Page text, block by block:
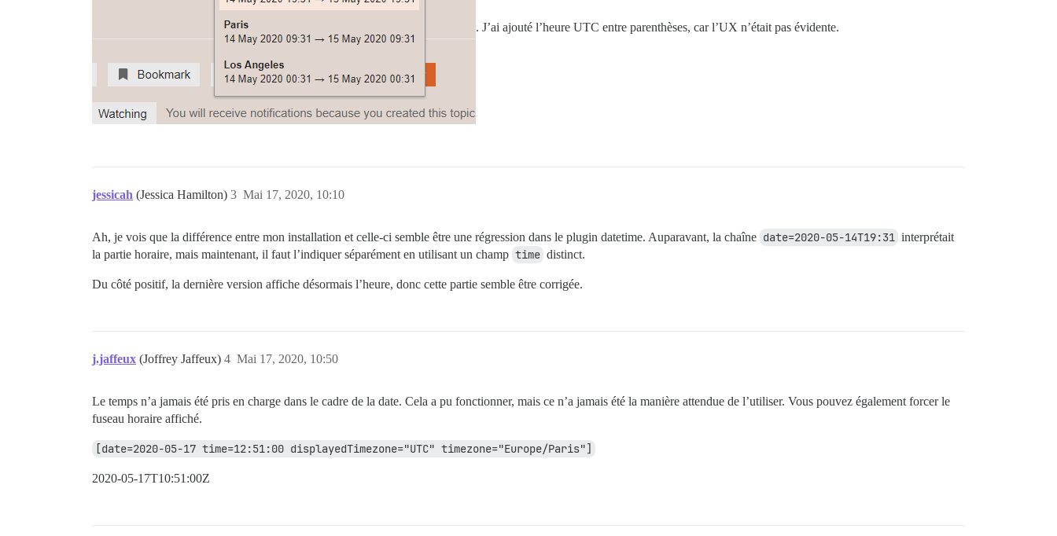
. J’ai ajouté l’heure UTC entre parenthèses, car l’UX n’était pas évidente.
jessicah (Jessica Hamilton) Mai 17, 2020, 10:10
3
Ah, je vois que la différence entre mon installation et celle-ci semble être une régression dans le plugin datetime. Auparavant, la chaîne date=2020-05-14T19:31 interprétait
la partie horaire, mais maintenant, il faut l’indiquer séparément en utilisant un champ time distinct.
Du côté positif, la dernière version affiche désormais l’heure, donc cette partie semble être corrigée.
j.jaffeux (Joffrey Jaffeux) Mai 17, 2020, 10:50
4
Le temps n’a jamais été pris en charge dans le cadre de la date. Cela a pu fonctionner, mais ce n’a jamais été la manière attendue de l’utiliser. Vous pouvez également forcer le
fuseau horaire affiché.
[date=2020-05-17 time=12:51:00 displayedTimezone="UTC" timezone="Europe/Paris"]
2020-05-17T10:51:00Z